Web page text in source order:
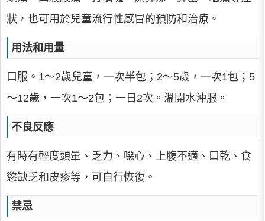
狀，也可用於兒童流行性感冒的預防和治療。
用法和用量
口服。1～2歲兒童，一次半包；2～5歲，一次1包；5
～12歲，一次1～2包；一日2次。溫開水沖服。
不良反應
有時有輕度頭暈、乏力、噁心、上腹不適、口乾、食
慾缺乏和皮疹等，可自行恢復。
禁忌